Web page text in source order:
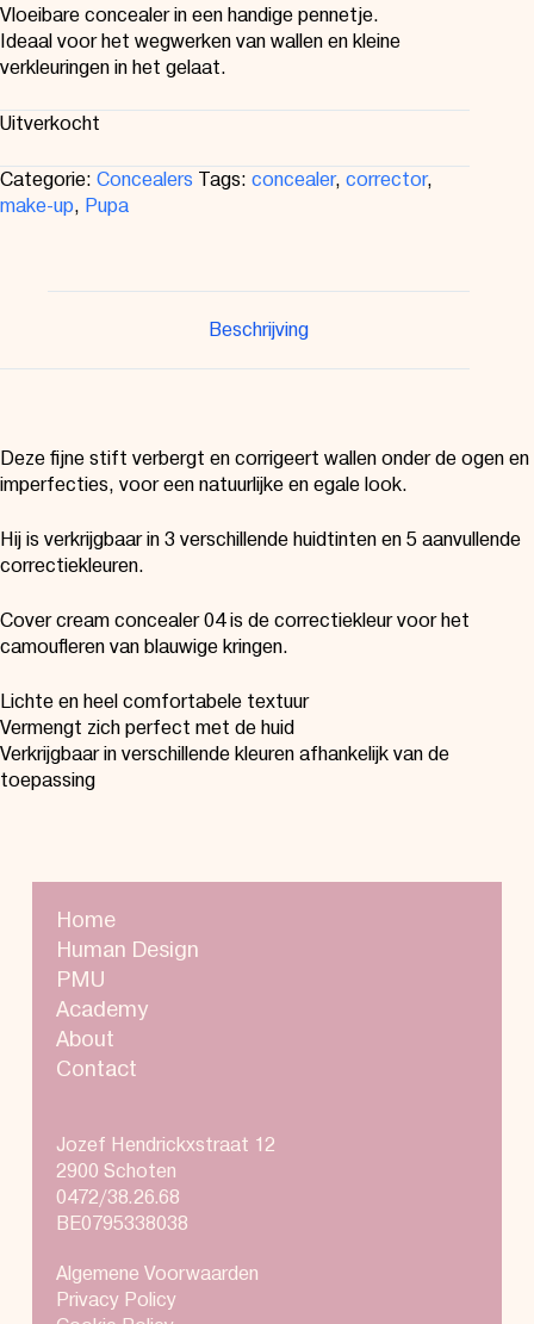
Vloeibare concealer in een handige pennetje.
Ideaal voor het wegwerken van wallen en kleine
verkleuringen in het gelaat.
Uitverkocht
Categorie: Concealers Tags: concealer, corrector,
make-up, Pupa
Beschrijving
Deze fijne stift verbergt en corrigeert wallen onder de ogen en
imperfecties, voor een natuurlijke en egale look.
Hij is verkrijgbaar in 3 verschillende huidtinten en 5 aanvullende
correctiekleuren.
Cover cream concealer 04 is de correctiekleur voor het
camoufleren van blauwige kringen.
Lichte en heel comfortabele textuur
Vermengt zich perfect met de huid
Verkrijgbaar in verschillende kleuren afhankelijk van de
toepassing
Home
Human Design
PMU
Academy
About
Contact
Jozef Hendrickxstraat 12
2900 Schoten
0472/38.26.68
BE0795338038
Algemene Voorwaarden
Privacy Policy